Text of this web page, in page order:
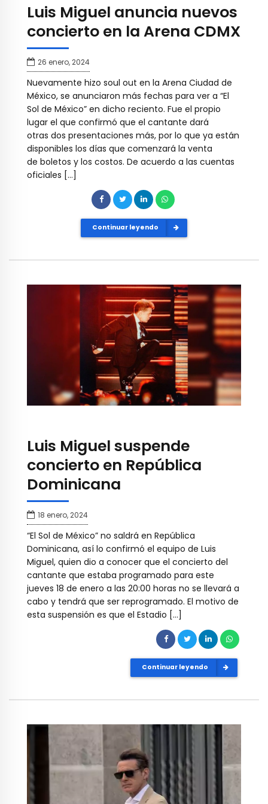
Luis Miguel anuncia nuevos
concierto en la Arena CDMX
26 enero, 2024
Nuevamente hizo soul out en la Arena Ciudad de
México, se anunciaron más fechas para ver a “El
Sol de México” en dicho reciento. Fue el propio
lugar el que confirmó que el cantante dará
otras dos presentaciones más, por lo que ya están
disponibles los días que comenzará la venta
de boletos y los costos. De acuerdo a las cuentas
oficiales […]
Continuar leyendo
Luis Miguel suspende
concierto en República
Dominicana
18 enero, 2024
“El Sol de México” no saldrá en República
Dominicana, así lo confirmó el equipo de Luis
Miguel, quien dio a conocer que el concierto del
cantante que estaba programado para este
jueves 18 de enero a las 20:00 horas no se llevará a
cabo y tendrá que ser reprogramado. El motivo de
esta suspensión es que el Estadio […]
Continuar leyendo